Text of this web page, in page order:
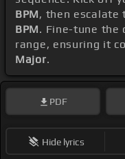
BPM, then
BPM. Fine-tune the
range, ensuring it
Major.
PDF
Hide lyrics